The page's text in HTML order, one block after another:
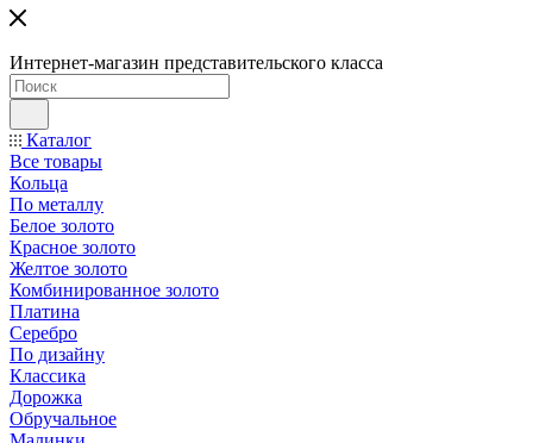
Интернет-магазин представительского класса
Каталог
Все товары
Кольца
По металлу
Белое золото
Красное золото
Желтое золото
Комбинированное золото
Платина
Серебро
По дизайну
Классика
Дорожка
Обручальное